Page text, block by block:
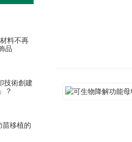
料不再
品
技術創建
？
苗移植的